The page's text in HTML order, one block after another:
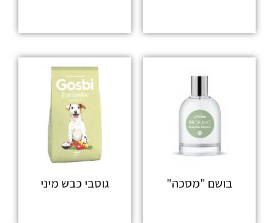
בושם "מסכה" גוסבי כבש מיני